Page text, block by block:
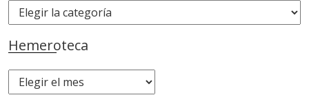
:a
t
e
g
o
Hemeroteca
e